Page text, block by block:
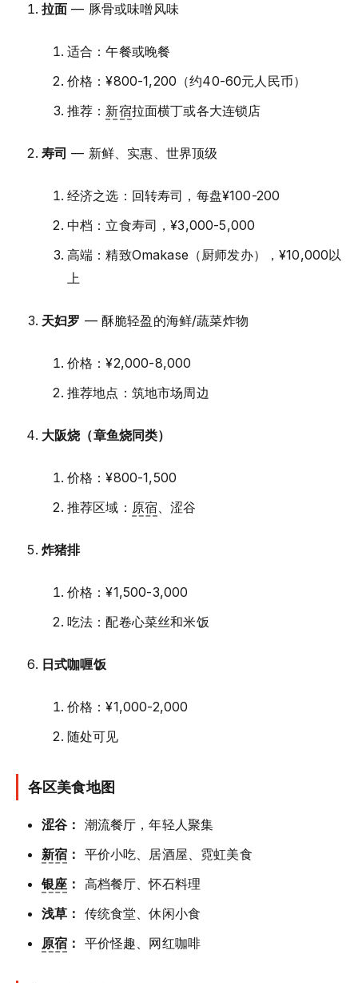
拉面 — 豚骨或味噌风味
适合：午餐或晚餐
价格：¥800-1,200（约40-60元人民币）
推荐： 新宿拉面横丁或各大连锁店
寿司 — 新鲜、实惠、世界顶级
经济之选：回转寿司，每盘¥100-200
中档：立食寿司，¥3,000-5,000
高端：精致Omakase（厨师发办），¥10,000以
上
天妇罗 — 酥脆轻盈的海鲜/蔬菜炸物
价格：¥2,000-8,000
推荐地点：筑地市场周边
大阪烧（章鱼烧同类）
价格：¥800-1,500
推荐区域： 原宿、涩谷
炸猪排
价格：¥1,500-3,000
吃法：配卷心菜丝和米饭
日式咖喱饭
价格：¥1,000-2,000
随处可见
各区美食地图
涩谷： 潮流餐厅，年轻人聚集
新宿 ： 平价小吃、居酒屋、霓虹美食
银座 ： 高档餐厅、怀石料理
浅草： 传统食堂、休闲小食
原宿 ： 平价怪趣、网红咖啡